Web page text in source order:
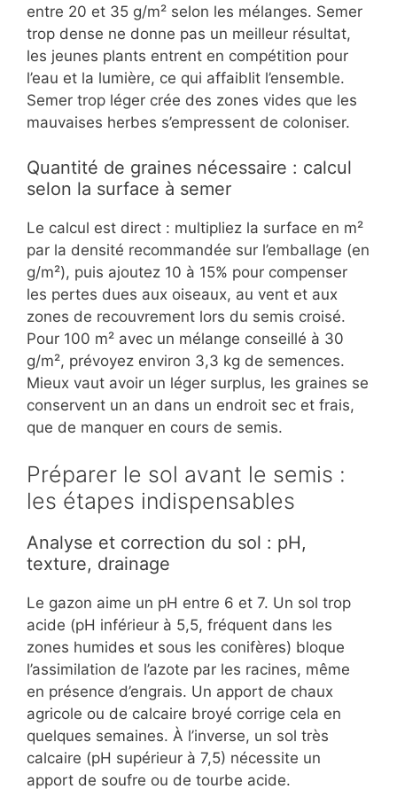
entre 20 et 35 g/m² selon les mélanges. Semer
trop dense ne donne pas un meilleur résultat,
les jeunes plants entrent en compétition pour
l’eau et la lumière, ce qui affaiblit l’ensemble.
Semer trop léger crée des zones vides que les
mauvaises herbes s’empressent de coloniser.
Quantité de graines nécessaire : calcul
selon la surface à semer
Le calcul est direct : multipliez la surface en m²
par la densité recommandée sur l’emballage (en
g/m²), puis ajoutez 10 à 15% pour compenser
les pertes dues aux oiseaux, au vent et aux
zones de recouvrement lors du semis croisé.
Pour 100 m² avec un mélange conseillé à 30
g/m², prévoyez environ 3,3 kg de semences.
Mieux vaut avoir un léger surplus, les graines se
conservent un an dans un endroit sec et frais,
que de manquer en cours de semis.
Préparer le sol avant le semis :
les étapes indispensables
Analyse et correction du sol : pH,
texture, drainage
Le gazon aime un pH entre 6 et 7. Un sol trop
acide (pH inférieur à 5,5, fréquent dans les
zones humides et sous les conifères) bloque
l’assimilation de l’azote par les racines, même
en présence d’engrais. Un apport de chaux
agricole ou de calcaire broyé corrige cela en
quelques semaines. À l’inverse, un sol très
calcaire (pH supérieur à 7,5) nécessite un
apport de soufre ou de tourbe acide.